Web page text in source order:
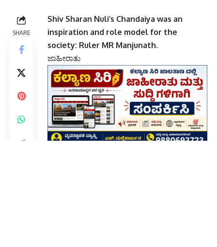
SHARE
Shiv Sharan Nuli’s Chandaiya was an
inspiration and role model for the
society: Ruler MR Manjunath.
ಜಾಹೀರಾತು